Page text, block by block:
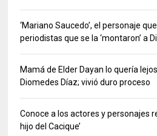
‘Mariano Saucedo’, el personaje
periodistas que se la ‘montaron’ a
Mamá de Elder Dayan lo quería
Diomedes Díaz; vivió duro proceso
Conoce a los actores y personajes
hijo del Cacique’